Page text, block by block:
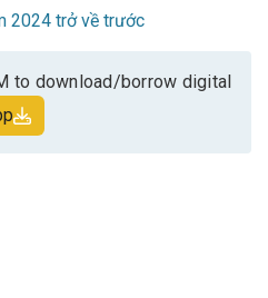
2024 trở về trước
to download/borrow digital